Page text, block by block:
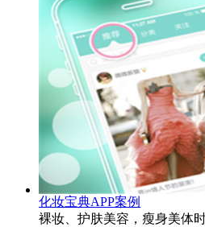
化妆宝典APP案例
裸妆、护肤美容，瘦身美体